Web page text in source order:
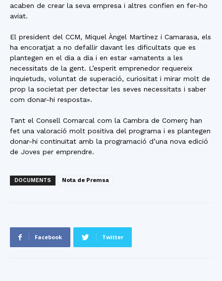
acaben de crear la seva empresa i altres confien en fer-ho
aviat.
El president del CCM, Miquel Àngel Martínez i Camarasa, els
ha encoratjat a no defallir davant les dificultats que es
plantegen en el dia a dia i en estar «amatents a les
necessitats de la gent. L’esperit emprenedor requereix
inquietuds, voluntat de superació, curiositat i mirar molt de
prop la societat per detectar les seves necessitats i saber
com donar-hi resposta».
Tant el Consell Comarcal com la Cambra de Comerç han
fet una valoració molt positiva del programa i es plantegen
donar-hi continuïtat amb la programació d’una nova edició
de Joves per emprendre.
DOCUMENTS Nota de Premsa
Facebook Twitter